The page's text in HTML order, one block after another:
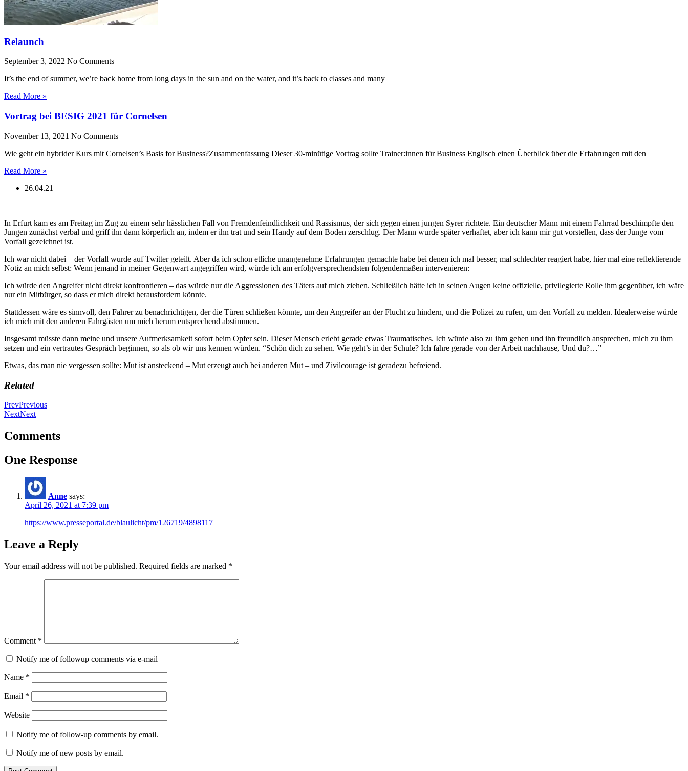
Relaunch
September 3, 2022 No Comments
It’s the end of summer, we’re back home from long days in the sun and on the water, and it’s back to classes and many
Read More »
Vortrag bei BESIG 2021 für Cornelsen
November 13, 2021 No Comments
Wie geht ein hybrider Kurs mit Cornelsen’s Basis for Business?Zusammenfassung Dieser 30-minütige Vortrag sollte Trainer:innen für Business Englisch einen Überblick über die Erfahrungen mit den
Read More »
26.04.21
In Erfurt kam es am Freitag im Zug zu einem sehr hässlichen Fall von Fremdenfeindlichkeit und Rassismus, der sich gegen einen jungen Syrer richtete. Ein deutscher Mann mit einem Fahrrad beschimpfte den
Jungen zunächst verbal und griff ihn dann körperlich an, indem er ihn trat und sein Handy auf dem Boden zerschlug. Der Mann wurde später verhaftet, aber ich kann mir gut vorstellen, dass der Junge vom
Vorfall gezeichnet ist.
Ich war nicht dabei – der Vorfall wurde auf Twitter geteilt. Aber da ich schon etliche unangenehme Erfahrungen gemachte habe bei denen ich mal besser, mal schlechter reagiert habe, hier mal eine reflektierende
Notiz an mich selbst: Wenn jemand in meiner Gegenwart angegriffen wird, würde ich am erfolgversprechendsten folgendermaßen intervenieren:
Ich würde den Angreifer nicht direkt konfrontieren – das würde nur die Aggressionen des Täters auf mich ziehen. Schließlich hätte ich in seinen Augen keine offizielle, privilegierte Rolle ihm gegenüber, ich wäre
nur ein Mitbürger, so dass er mich direkt herausfordern könnte.
Stattdessen wäre es sinnvoll, den Fahrer zu benachrichtigen, der die Türen schließen könnte, um den Angreifer an der Flucht zu hindern, und die Polizei zu rufen, um den Vorfall zu melden. Idealerweise würde
ich mich mit den anderen Fahrgästen um mich herum entsprechend abstimmen.
Insgesamt müsste dann meine und unsere Aufmerksamkeit sofort beim Opfer sein. Dieser Mensch erlebt gerade etwas Traumatisches. Ich würde also zu ihm gehen und ihn freundlich ansprechen, mich zu ihm
setzen und ein vertrautes Gespräch beginnen, so als ob wir uns kennen würden. “Schön dich zu sehen. Wie geht’s in der Schule? Ich fahre gerade von der Arbeit nachhause, Und du?…”
Etwas, das man nie vergessen sollte: Mut ist ansteckend – Mut erzeugt auch bei anderen Mut – und Zivilcourage ist geradezu befreiend.
Related
PrevPrevious
NextNext
Comments
One Response
Anne says:
April 26, 2021 at 7:39 pm
https://www.presseportal.de/blaulicht/pm/126719/4898117
Leave a Reply
Your email address will not be published. Required fields are marked *
Comment *
Notify me of followup comments via e-mail
Name *
Email *
Website
Notify me of follow-up comments by email.
Notify me of new posts by email.